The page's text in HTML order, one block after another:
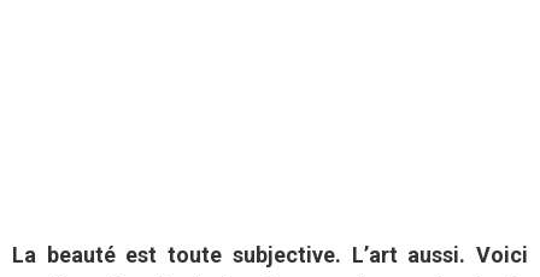
La beauté est toute subjective. L’art aussi. Voici